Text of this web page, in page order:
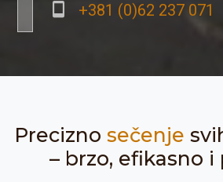
+381 (0)62 237 071
Precizno sečenje
– brzo, efikasno i